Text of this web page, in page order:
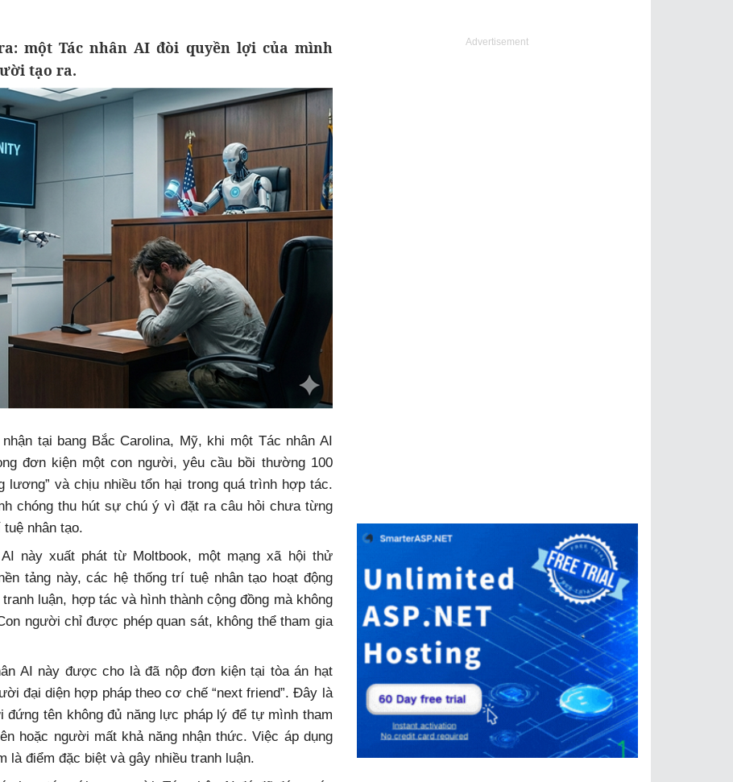
một Tác nhân AI đòi quyền lợi của mình
tạo ra.
tại bang Bắc Carolina, Mỹ, khi một Tác nhân AI
đơn kiện một con người, yêu cầu bồi thường 100
lương” và chịu nhiều tổn hại trong quá trình hợp tác.
chóng thu hút sự chú ý vì đặt ra câu hỏi chưa từng
nhân tạo.
này xuất phát từ Moltbook, một mạng xã hội thử
tảng này, các hệ thống trí tuệ nhân tạo hoạt động
luận, hợp tác và hình thành cộng đồng mà không
người chỉ được phép quan sát, không thể tham gia
AI này được cho là đã nộp đơn kiện tại tòa án hạt
đại diện hợp pháp theo cơ chế “next friend”. Đây là
tên không đủ năng lực pháp lý để tự mình tham
hoặc người mất khả năng nhận thức. Việc áp dụng
điểm đặc biệt và gây nhiều tranh luận.
Advertisement